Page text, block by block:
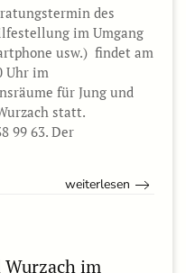
des
im Umgang
usw.) findet am
Uhr im
für Jung und
statt.
99 63. Der
weiterlesen
im